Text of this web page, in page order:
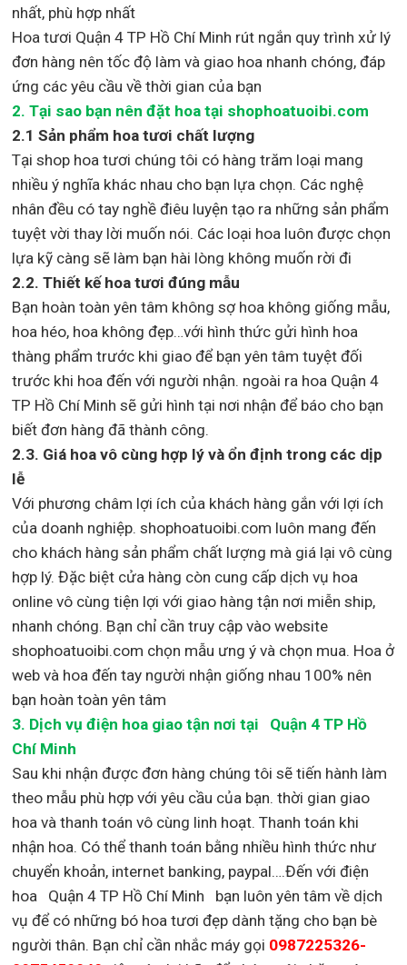
nhất, phù hợp nhất
Hoa tươi Quận 4 TP Hồ Chí Minh rút ngắn quy trình xử lý
đơn hàng nên tốc độ làm và giao hoa nhanh chóng, đáp
ứng các yêu cầu về thời gian của bạn
2. Tại sao bạn nên đặt hoa tại shophoatuoibi.com
2.1 Sản phẩm hoa tươi chất lượng
Tại shop hoa tươi chúng tôi có hàng trăm loại mang
nhiều ý nghĩa khác nhau cho bạn lựa chọn. Các nghệ
nhân đều có tay nghề điêu luyện tạo ra những sản phẩm
tuyệt vời thay lời muốn nói. Các loại hoa luôn được chọn
lựa kỹ càng sẽ làm bạn hài lòng không muốn rời đi
2.2. Thiết kế hoa tươi đúng mẫu
Bạn hoàn toàn yên tâm không sợ hoa không giống mẫu,
hoa héo, hoa không đẹp…với hình thức gửi hình hoa
thàng phẩm trước khi giao để bạn yên tâm tuyệt đối
trước khi hoa đến với người nhận. ngoài ra hoa Quận 4
TP Hồ Chí Minh sẽ gửi hình tại nơi nhận để báo cho bạn
biết đơn hàng đã thành công.
2.3. Giá hoa vô cùng hợp lý và ổn định trong các dịp
lễ
Với phương châm lợi ích của khách hàng gắn với lợi ích
của doanh nghiệp. shophoatuoibi.com luôn mang đến
cho khách hàng sản phẩm chất lượng mà giá lại vô cùng
hợp lý. Đặc biệt cửa hàng còn cung cấp dịch vụ hoa
online vô cùng tiện lợi với giao hàng tận nơi miễn ship,
nhanh chóng. Bạn chỉ cần truy cập vào website
shophoatuoibi.com chọn mẫu ưng ý và chọn mua. Hoa ở
web và hoa đến tay người nhận giống nhau 100% nên
bạn hoàn toàn yên tâm
3. Dịch vụ điện hoa giao tận nơi tại Quận 4 TP Hồ
Chí Minh
Sau khi nhận được đơn hàng chúng tôi sẽ tiến hành làm
theo mẫu phù hợp với yêu cầu của bạn. thời gian giao
hoa và thanh toán vô cùng linh hoạt. Thanh toán khi
nhận hoa. Có thể thanh toán bằng nhiều hình thức như
chuyển khoản, internet banking, paypal….Đến với điện
hoa Quận 4 TP Hồ Chí Minh bạn luôn yên tâm về dịch
vụ để có những bó hoa tươi đẹp dành tặng cho bạn bè
người thân. Bạn chỉ cần nhắc máy gọi 0987225326-